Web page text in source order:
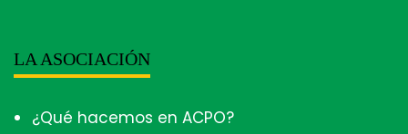
LA ASOCIACIÓN
¿Qué hacemos en ACPO?